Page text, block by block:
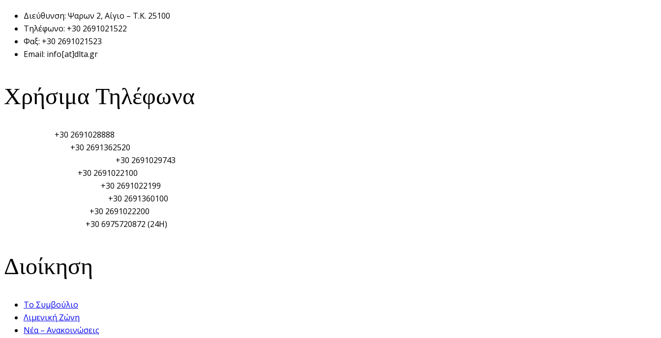
Διεύθυνση: Ψαρων 2, Αίγιο – Τ.Κ. 25100
Τηλέφωνο: +30 2691021522
Φαξ: +30 2691021523
Email: info[at]dlta.gr
Χρήσιμα Τηλέφωνα
+30 2691028888
+30 2691362520
+30 2691029743
+30 2691022100
+30 2691022199
+30 2691360100
+30 2691022200
+30 6975720872 (24H)
Διοίκηση
Το Συμβούλιο
Λιμενική Ζώνη
Νέα – Ανακοινώσεις